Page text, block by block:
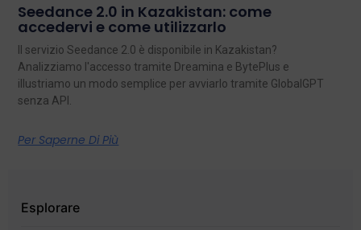
Seedance 2.0 in Kazakistan: come
accedervi e come utilizzarlo
Il servizio Seedance 2.0 è disponibile in Kazakistan?
Analizziamo l'accesso tramite Dreamina e BytePlus e
illustriamo un modo semplice per avviarlo tramite GlobalGPT
senza API.
Per Saperne Di Più
Esplorare